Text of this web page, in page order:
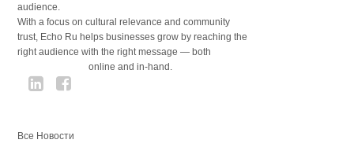
audience.
With a focus on cultural relevance and community
trust, Echo Ru helps businesses grow by reaching the
right audience with the right message — both
online and in-hand.
Все Новости